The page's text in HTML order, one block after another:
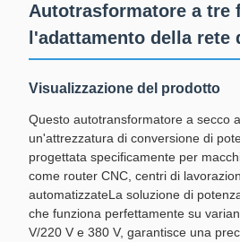
Autotrasformatore a tre
l'adattamento della rete
Visualizzazione del prodotto
Questo autotransformatore a secco
un'attrezzatura di conversione di
progettata specificamente per
come router CNC, centri di
automatizzateLa soluzione di
che funziona perfettamente su
V/220 V e 380 V, garantisce una